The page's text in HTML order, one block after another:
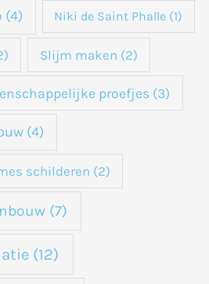
(4) Niki de Saint Phalle (1)
Slijm maken (2)
proefjes (3)
(4)
schilderen (2)
(7)
(12)